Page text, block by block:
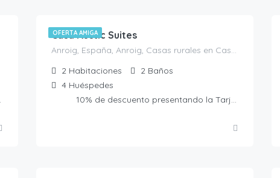
OFERTA AMIGA
Casa Rustic Suites
Anroig, España, Anroig, Casas rurales en Castellón, España
2 Habitaciones 2 Baños
4 Huéspedes
10% de descuento presentando la Tarjeta Amiga